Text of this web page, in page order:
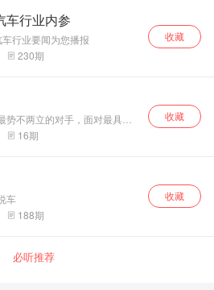
行业内参
行业要闻为您播报
230期
收藏
势不两立的对手，面对最具争
达一个小时撕扯。而声音那头
们二人的输赢与话题的生死，
强秃K车掐》，秃子与强夫，汽
你来定夺。
16期
收藏
车
188期
收藏
必听推荐